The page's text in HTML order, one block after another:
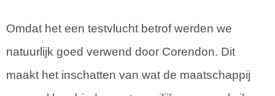
Omdat het een testvlucht betrof werden we
natuurlijk goed verwend door Corendon. Dit
maakt het inschatten van wat de maatschappij